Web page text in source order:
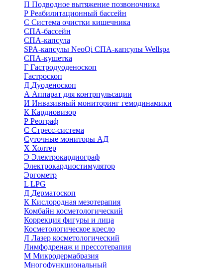
П Подводное вытяжение позвоночника
Р Реабилитационный бассейн
С Система очистки кишечника
СПА-бассейн
СПА-капсула
SPA-капсулы NeoQi СПА-капсулы Wellspa
СПА-кушетка
Г Гастродуоденоскоп
Гастроскоп
Д Дуоденоскоп
А Аппарат для контрпульсации
И Инвазивный мониторинг гемодинамики
К Кардиовизор
Р Реограф
С Стресс-система
Суточные мониторы АД
Х Холтер
Э Электрокардиограф
Электрокардиостимулятор
Эргометр
L LPG
Д Дерматоскоп
К Кислородная мезотерапия
Комбайн косметологический
Коррекция фигуры и лица
Косметологическое кресло
Л Лазер косметологический
Лимфодренаж и прессотерапия
М Микродермабразия
Многофункциональный